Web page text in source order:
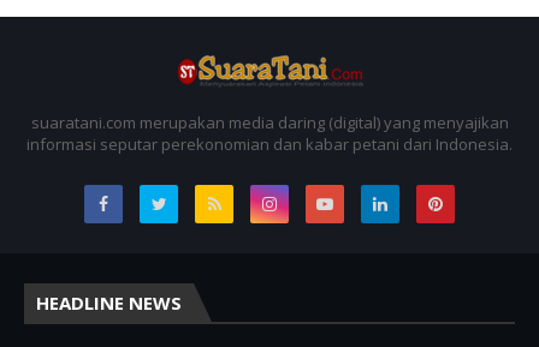
suaratani.com merupakan media daring (digital) yang menyajikan
informasi seputar perekonomian dan kabar petani dari Indonesia.
HEADLINE NEWS